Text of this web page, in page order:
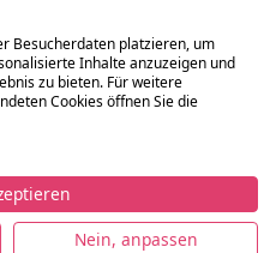
Datenschutz Nutzungsbedingungen
Besucherdaten platzieren, um
Inhalte anzuzeigen und
zu bieten. Für weitere
Cookies öffnen Sie die
Nein, anpassen